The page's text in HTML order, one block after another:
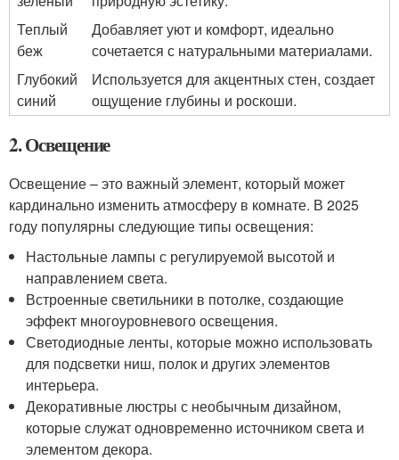
Теплый
беж
Добавляет уют и комфорт, идеально
сочетается с натуральными материалами.
Глубокий
синий
Используется для акцентных стен, создает
ощущение глубины и роскоши.
2. Освещение
Освещение – это важный элемент, который может
кардинально изменить атмосферу в комнате. В 2025
году популярны следующие типы освещения:
Настольные лампы с регулируемой высотой и
направлением света.
Встроенные светильники в потолке, создающие
эффект многоуровневого освещения.
Светодиодные ленты, которые можно использовать
для подсветки ниш, полок и других элементов
интерьера.
Декоративные люстры с необычным дизайном,
которые служат одновременно источником света и
элементом декора.